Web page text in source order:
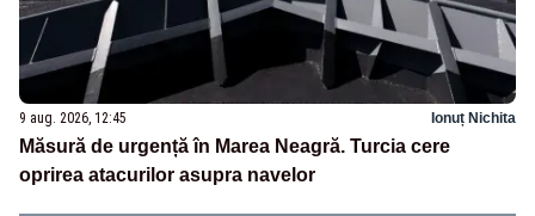
9 aug. 2026, 12:45 Ionuț Nichita
Măsură de urgență în Marea Neagră. Turcia cere
oprirea atacurilor asupra navelor